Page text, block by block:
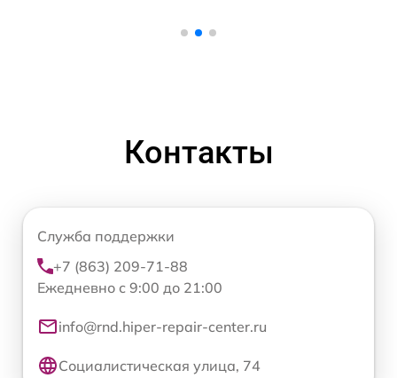
Контакты
Служба поддержки
+7 (863) 209-71-88
Ежедневно с 9:00 до 21:00
info@rnd.hiper-repair-center.ru
Социалистическая улица, 74